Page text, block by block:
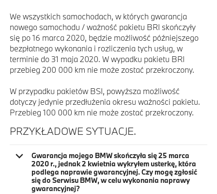
We wszystkich samochodach, w których gwarancja
nowego samochodu / ważność pakietu BRI skończyły
się po 16 marca 2020, będzie możliwość późniejszego
bezpłatnego wykonania i rozliczenia tych usług, w
terminie do 31 maja 2020. W wypadku pakietu BRI
przebieg 200 000 km nie może zostać przekroczony.
W przypadku pakietów BSI, powyższa możliwość
dotyczy jedynie przedłużenia okresu ważności pakietu.
Przebieg 100 000 km nie może zostać przekroczony.
PRZYKŁADOWE SYTUACJE.
Gwarancja mojego BMW skończyła się 25 marca
2020 r., jednak 2 kwietnia wykryłem usterkę, która
podlega naprawie gwarancyjnej. Czy mogę zgłosić
się do Serwisu BMW, w celu wykonania naprawy
gwarancyjnej?